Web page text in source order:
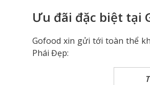
Ưu đãi đặc biệt tại
Gofood xin gửi tới toàn thể
Phái Đẹp: